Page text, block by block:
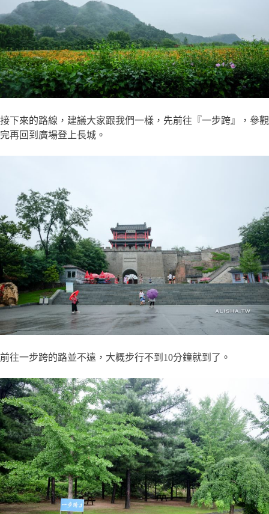
接下來的路線，建議大家跟我們一樣，先前往『一步跨』，參觀
完再回到廣場登上長城。
前往一步跨的路並不遠，大概步行不到10分鐘就到了。